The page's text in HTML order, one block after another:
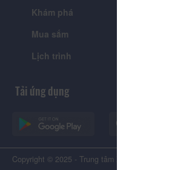
Khám phá
Mua sắm
Lịch trình
Tải ứng dụng
Copyright © 2025 - Trung tâm Xúc tiến Du